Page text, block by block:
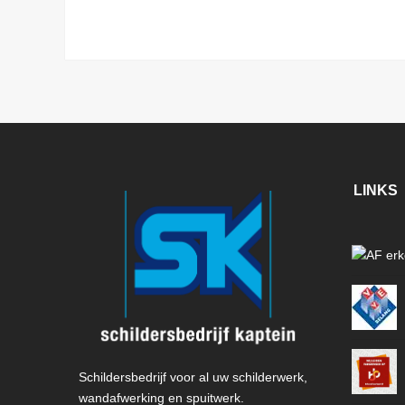
Schildersbedrijf voor al uw schilderwerk,
wandafwerking en spuitwerk.
LINKS